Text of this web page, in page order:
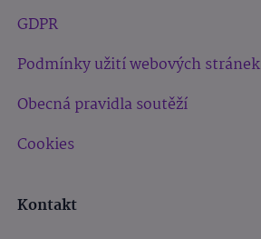
GDPR
Podmínky užití webových stránek
Obecná pravidla soutěží
Cookies
Kontakt